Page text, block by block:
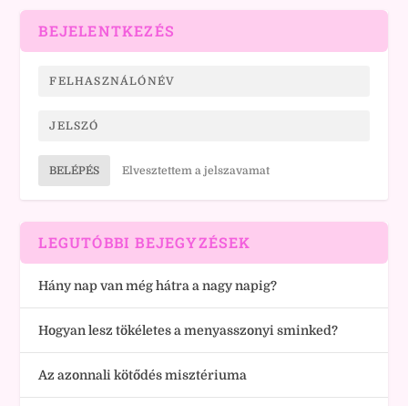
BEJELENTKEZÉS
BELÉPÉS Elvesztettem a jelszavamat
LEGUTÓBBI BEJEGYZÉSEK
Hány nap van még hátra a nagy napig?
Hogyan lesz tökéletes a menyasszonyi sminked?
Az azonnali kötődés misztériuma